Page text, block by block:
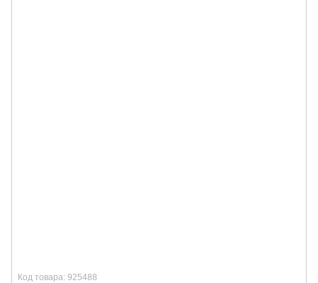
Код товара: 925488